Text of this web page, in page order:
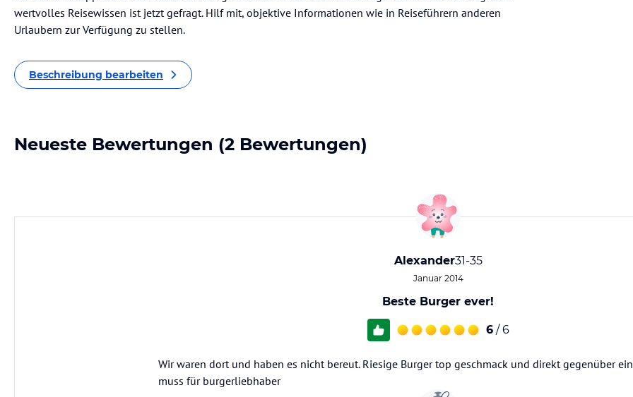
wertvolles Reisewissen ist jetzt gefragt. Hilf mit, objektive Informationen wie in Reiseführern anderen
Urlaubern zur Verfügung zu stellen.
Beschreibung bearbeiten
Neueste Bewertungen (2 Bewertungen)
Alexander31-35
Januar 2014
Beste Burger ever!
6 / 6
Wir waren dort und haben es nicht bereut. Riesige Burger top geschmack und direkt gegenüber
muss für burgerliebhaber